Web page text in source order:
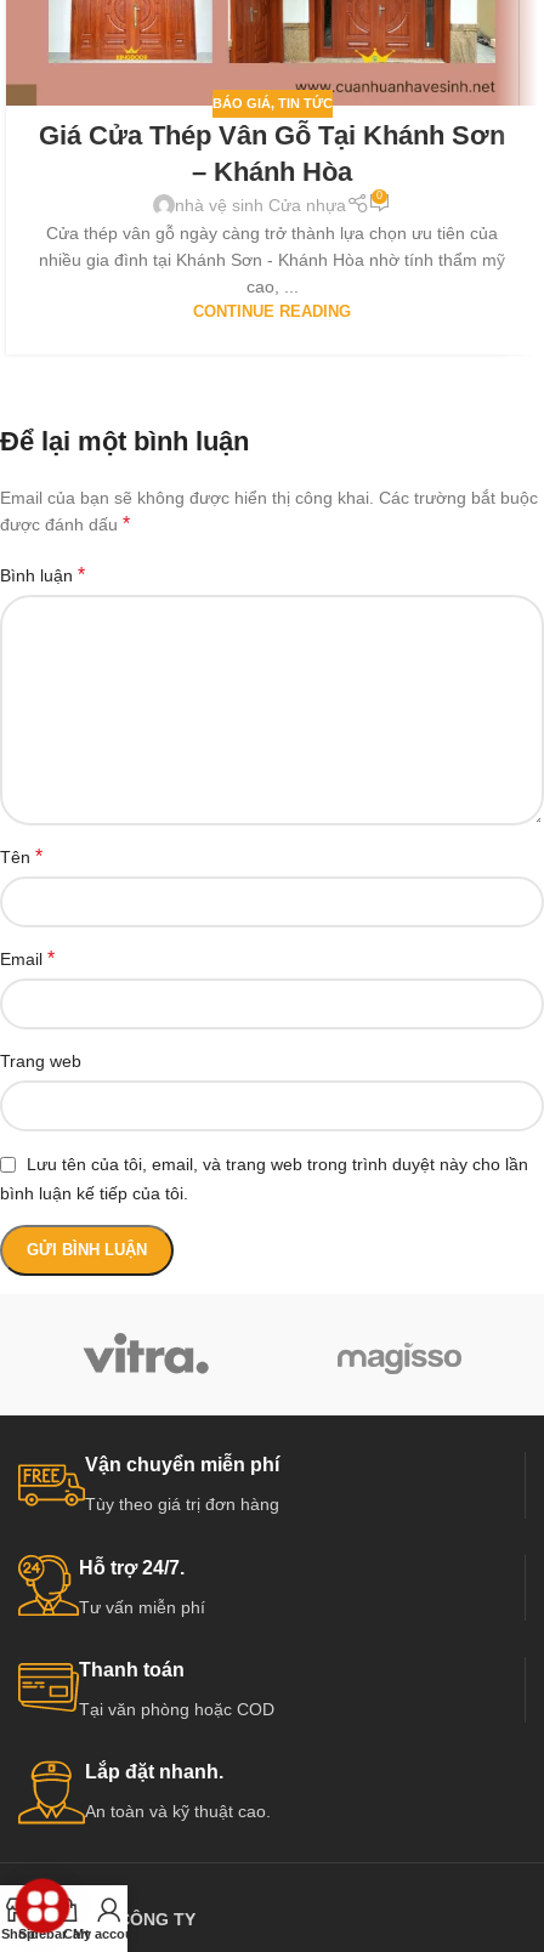
BÁO GIÁ, TIN TỨC
Giá Cửa Thép Vân Gỗ Tại Khánh Sơn
– Khánh Hòa
nhà vệ sinh Cửa nhựa 0
Cửa thép vân gỗ ngày càng trở thành lựa chọn ưu tiên của
nhiều gia đình tại Khánh Sơn - Khánh Hòa nhờ tính thẩm mỹ
cao, ...
CONTINUE READING
Để lại một bình luận
Email của bạn sẽ không được hiển thị công khai. Các trường bắt buộc
được đánh dấu *
Bình luận *
Tên *
Email *
Trang web
Lưu tên của tôi, email, và trang web trong trình duyệt này cho lần
bình luận kế tiếp của tôi.
Vận chuyển miễn phí
Tùy theo giá trị đơn hàng
Hỗ trợ 24/7.
Tư vấn miễn phí
Thanh toán
Tại văn phòng hoặc COD
Lắp đặt nhanh.
An toàn và kỹ thuật cao.
THÔNG TIN CÔNG TY
ShopSidebarCart
My account